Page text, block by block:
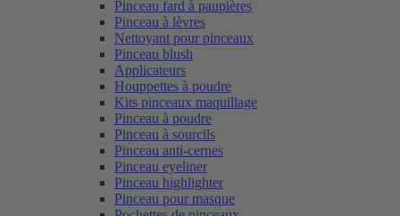
Pinceau fard à paupières
Pinceau à lèvres
Nettoyant pour pinceaux
Pinceau blush
Applicateurs
Houppettes à poudre
Kits pinceaux maquillage
Pinceau à poudre
Pinceau à sourcils
Pinceau anti-cernes
Pinceau eyeliner
Pinceau highlighter
Pinceau pour masque